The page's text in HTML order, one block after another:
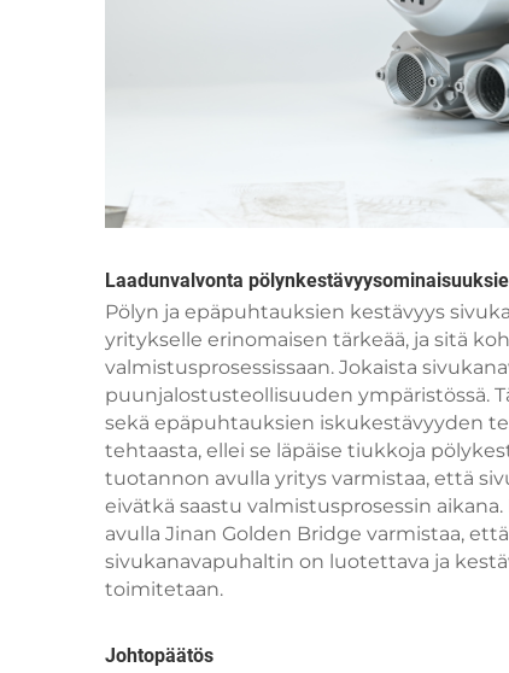
Laadunvalvonta
Pölyn ja epäpuhtauksien kestävyys
yritykselle erinomaisen tärkeää, ja sitä
valmistusprosessissaan. Jokaista
puunjalostusteollisuuden ympäristössä.
sekä epäpuhtauksien iskukestävyyden
tehtaasta, ellei se läpäise tiukkoja
tuotannon avulla yritys varmistaa, että
eivätkä saastu valmistusprosessin
avulla Jinan Golden Bridge varmistaa,
sivukanavapuhaltin on luotettava ja
toimitetaan.
Johtopäätös